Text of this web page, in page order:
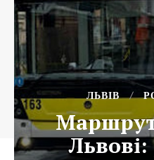
ЛЬВІВ